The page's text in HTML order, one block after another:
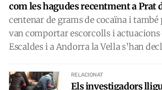
com les hagudes recentment a Prat
centenar de grams de cocaïna i
van comportar escorcolls i
Escaldes i a Andorra la Vella s’han
RELACIONAT
Els investigadors